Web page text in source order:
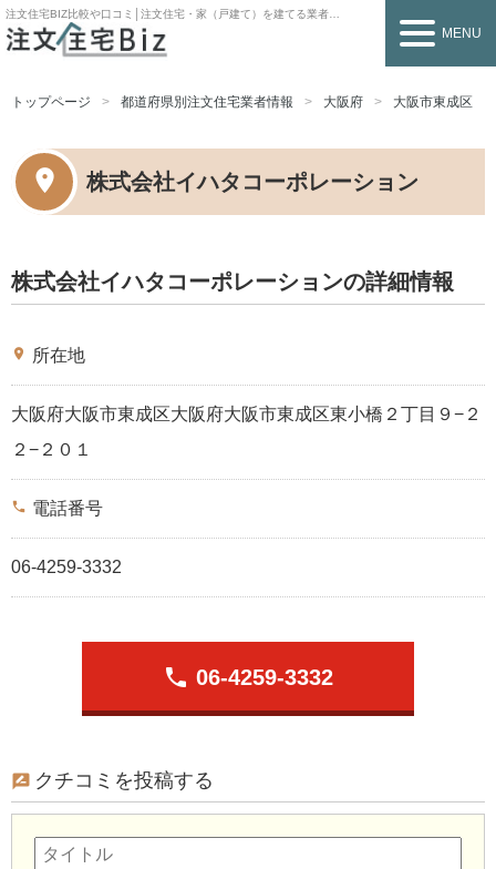
注文住宅BIZ比較や口コミ│注文住宅・家（戸建て）を建てる業者を探すなら
MENU
トップページ 都道府県別注文住宅業者情報 大阪府 大阪市東成区
株式会社イハタコーポレーション
株式会社イハタコーポレーションの詳細情報
place 所在地
大阪府大阪市東成区大阪府大阪市東成区東小橋２丁目９−２
２−２０１
phone 電話番号
06-4259-3332
phone 06-4259-3332
クチコミを投稿する